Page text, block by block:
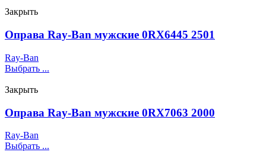
Закрыть
Оправа Ray-Ban мужские 0RX6445 2501
Ray-Ban
Выбрать ...
Закрыть
Оправа Ray-Ban мужские 0RX7063 2000
Ray-Ban
Выбрать ...